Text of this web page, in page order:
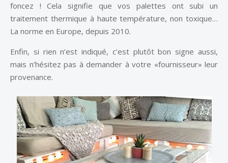
foncez ! Cela signifie que vos palettes ont subi un
traitement thermique à haute température, non toxique…
La norme en Europe, depuis 2010.
Enfin, si rien n’est indiqué, c’est plutôt bon signe aussi,
mais n’hésitez pas à demander à votre «fournisseur» leur
provenance.